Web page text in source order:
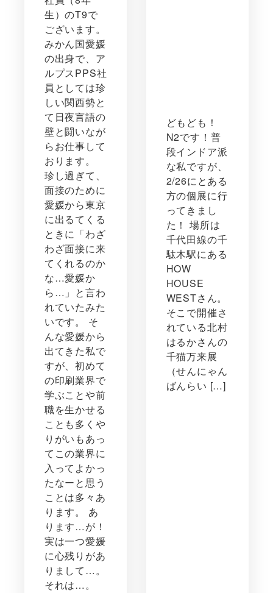
生）のT9で
ございます。
みかん国愛媛
の出身で、ア
ルプスPPS社
員としては珍
しい関西勢と
て日夜言語の
壁と闘いなが
らお仕事して
おります。
珍し過ぎて、
面接のために
愛媛から東京
に出るてくる
ときに「わざ
わざ面接に来
てくれるのか
な…愛媛か
ら…」と言わ
れていたみた
いです。 そ
んな愛媛から
出てきた私で
すが、初めて
の印刷業界で
学ぶことや前
職を生かせる
ことも多くや
りがいもあっ
てこの業界に
入ってよかっ
たなーと思う
ことは多々あ
ります。 あ
ります…が！
実は一つ愛媛
に心残りがあ
りまして…。
それは…。
どもども！
N2です！普
段インドア派
な私ですが、
2/26にとある
方の個展に行
ってきまし
た！ 場所は
千代田線の千
駄木駅にある
HOW
HOUSE
WESTさん。
そこで開催さ
れている北村
はるかさんの
千猫万来展
（せんにゃん
ばんらい […]